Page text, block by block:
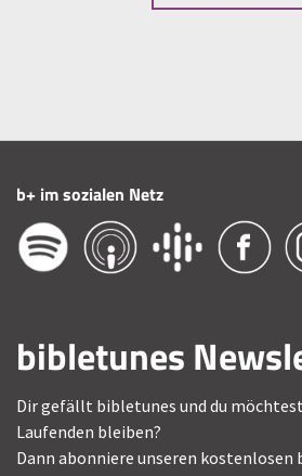
b+ im sozialen Netz
bibletunes
Dir gefällt bibletunes und du
Laufenden bleiben?
Dann abonniere unseren kostenlosen